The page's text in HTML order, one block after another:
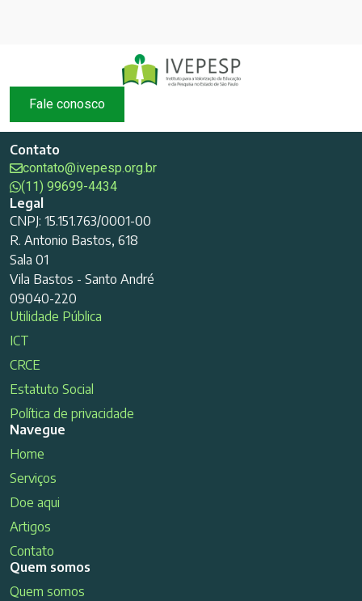
Fale conosco
Contato
contato@ivepesp.org.br
(11) 99699-4434
Legal
CNPJ: 15.151.763/0001-00
R. Antonio Bastos, 618
Sala 01
Vila Bastos - Santo André
09040-220
Utilidade Pública
ICT
CRCE
Estatuto Social
Política de privacidade
Navegue
Home
Serviços
Doe aqui
Artigos
Contato
Quem somos
Quem somos